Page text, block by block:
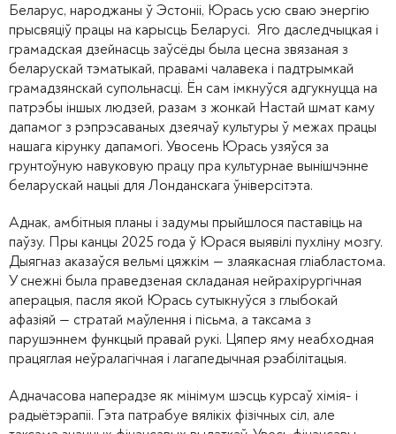
Беларус, народжаны ў Эстоніі, Юрась усю сваю энергію
прысвяціў працы на карысць Беларусі. Яго даследчыцкая і
грамадская дзейнасць заўсёды была цесна звязаная з
беларускай тэматыкай, правамі чалавека і падтрымкай
грамадзянскай супольнасці. Ён сам імкнуўся адгукнуцца на
патрэбы іншых людзей, разам з жонкай Настай шмат каму
дапамог з рэпрэсаваных дзеячаў культуры ў межах працы
нашага кірунку дапамогі. Увосень Юрась узяўся за
грунтоўную навуковую працу пра культурнае вынішчэнне
беларускай нацыі для Лонданскага ўніверсітэта.
Аднак, амбітныя планы і задумы прыйшлося паставіць на
паўзу. Пры канцы 2025 года ў Юрася выявілі пухліну мозгу.
Дыягназ аказаўся вельмі цяжкім — злаякасная гліабластома.
У снежні была праведзеная складаная нейрахірургічная
аперацыя, пасля якой Юрась сутыкнуўся з глыбокай
афазіяй — стратай маўлення і пісьма, а таксама з
парушэннем функцый правай рукі. Цяпер яму неабходная
працяглая неўралагічная і лагапедычная рэабілітацыя.
Адначасова наперадзе як мінімум шэсць курсаў хімія- і
радыётэрапіі. Гэта патрабуе вялікіх фізічных сіл, але